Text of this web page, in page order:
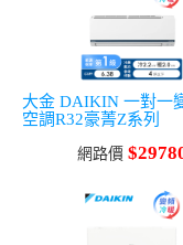
大金 DAIKIN 一對一
空調R32豪菁Z系列
網路價